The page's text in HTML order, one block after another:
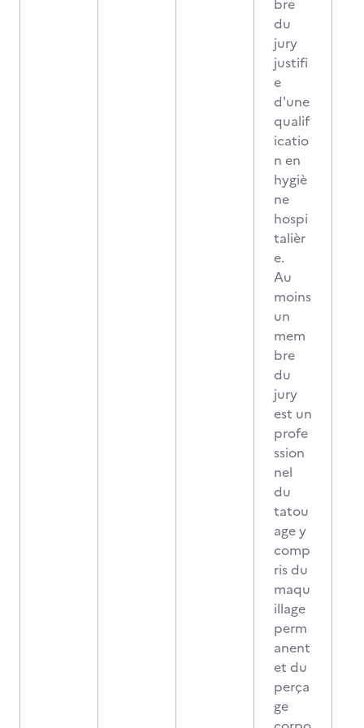
bre
du
jury
justifi
e
d'une
qualif
icatio
n en
hygiè
ne
hospi
talièr
e.
Au
moins
un
mem
bre
du
jury
est un
profe
ssion
nel
du
tatou
age y
comp
ris du
maqu
illage
perm
anent
et du
perça
ge